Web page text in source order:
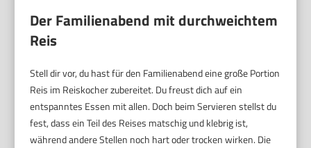
Der Familienabend mit durchweichtem
Reis
Stell dir vor, du hast für den Familienabend eine große Portion
Reis im Reiskocher zubereitet. Du freust dich auf ein
entspanntes Essen mit allen. Doch beim Servieren stellst du
fest, dass ein Teil des Reises matschig und klebrig ist,
während andere Stellen noch hart oder trocken wirken. Die